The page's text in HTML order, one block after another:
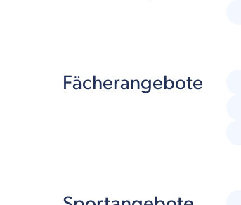
Fächerangebote